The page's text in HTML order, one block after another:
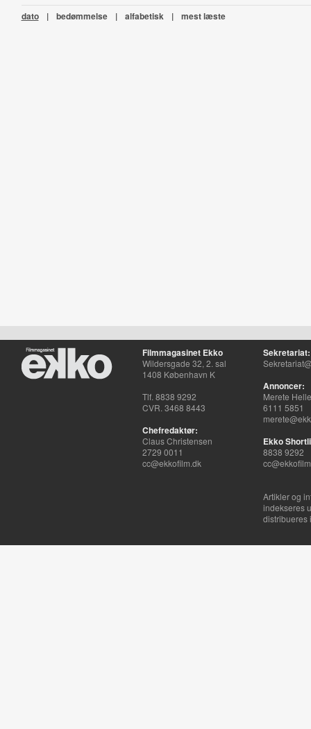
dato | bedømmelse | alfabetisk | mest læste
Filmmagasinet Ekko
Wildersgade 32, 2. sal
1408 København K
Tlf. 8838 9292
CVR. 3468 8443
Chefredaktør:
Claus Christensen
2729 0011
cc@ekkofilm.dk
Sekretariat:
Annoncer:
Merete
6111 5851
Ekko
8838 9292
Artikler og
indekseres
distribueres